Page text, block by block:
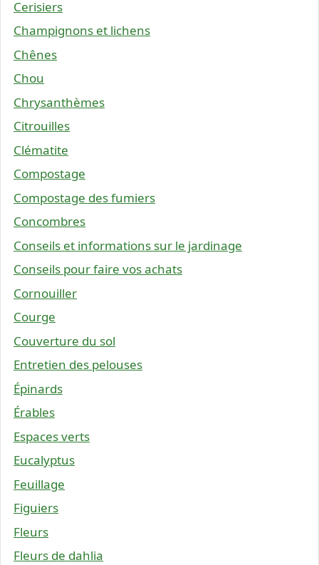
Cerisiers
Champignons et lichens
Chênes
Chou
Chrysanthèmes
Citrouilles
Clématite
Compostage
Compostage des fumiers
Concombres
Conseils et informations sur le jardinage
Conseils pour faire vos achats
Cornouiller
Courge
Couverture du sol
Entretien des pelouses
Épinards
Érables
Espaces verts
Eucalyptus
Feuillage
Figuiers
Fleurs
Fleurs de dahlia